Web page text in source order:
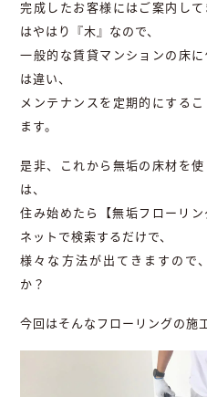
完成したお客様にはご案内し
はやはり『木』なので、
一般的な賃貸マンションの床
は違い、
メンテナンスを定期的にする
ます。
是非、これから無垢の床材を
は、
住み始めたら【無垢フローリ
ネットで検索するだけで、
様々な方法が出てきますので
か？
今回はそんなフローリングの施